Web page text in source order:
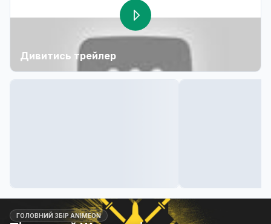
Дивитись трейлер
ГОЛОВНИЙ ЗБІР ANIMEON